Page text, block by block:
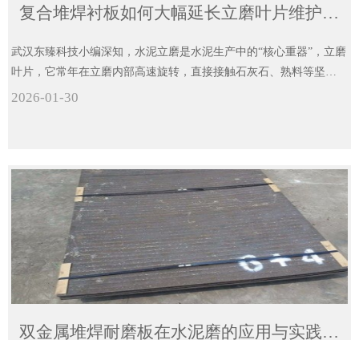
复合堆焊衬板如何大幅延长立磨叶片维护周期
武汉东臻科技小编深知，水泥立磨是水泥生产中的“核心重器”，立磨
叶片，它常年在立磨内部高速旋转，直接接触石灰石、熟料等坚硬
物料，而东臻科技12+12碳化铬双金属堆焊耐磨板，正是专为解决水
2026-01-30
双金属堆焊耐磨板在水泥磨的应用与实践分析